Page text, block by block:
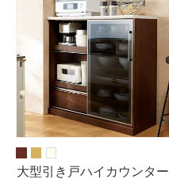
大型引き戸ハイカウンター